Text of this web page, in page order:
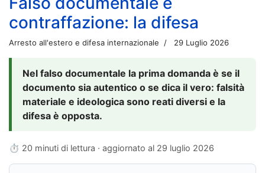
contraffazione: la difesa
Arresto all'estero e difesa internazionale 29 Luglio 2026
Nel falso documentale la prima domanda è se il
documento sia autentico o se dica il vero: falsità
materiale e ideologica sono reati diversi e la
difesa è opposta.
⏱ 20 minuti di lettura · aggiornato al 29 luglio 2026